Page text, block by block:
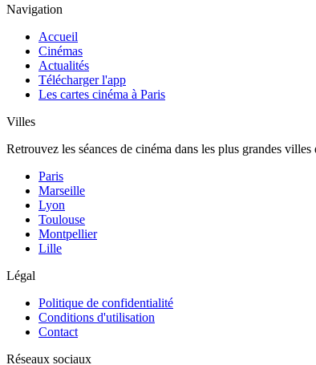
Navigation
Accueil
Cinémas
Actualités
Télécharger l'app
Les cartes cinéma à Paris
Villes
Retrouvez les séances de cinéma dans les plus grandes villes
Paris
Marseille
Lyon
Toulouse
Montpellier
Lille
Légal
Politique de confidentialité
Conditions d'utilisation
Contact
Réseaux sociaux